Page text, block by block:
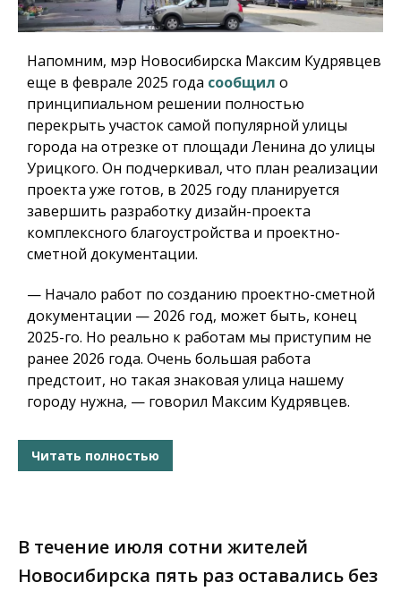
Напомним, мэр Новосибирска Максим Кудрявцев
еще в феврале 2025 года сообщил о
принципиальном решении полностью
перекрыть участок самой популярной улицы
города на отрезке от площади Ленина до улицы
Урицкого. Он подчеркивал, что план реализации
проекта уже готов, в 2025 году планируется
завершить разработку дизайн-проекта
комплексного благоустройства и проектно-
сметной документации.
— Начало работ по созданию проектно-сметной
документации — 2026 год, может быть, конец
2025-го. Но реально к работам мы приступим не
ранее 2026 года. Очень большая работа
предстоит, но такая знаковая улица нашему
городу нужна, — говорил Максим Кудрявцев.
Читать полностью
В течение июля сотни жителей
Новосибирска пять раз оставались без